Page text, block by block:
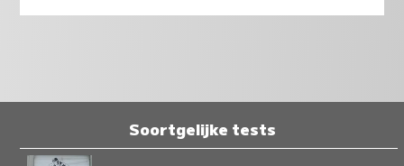
Soortgelijke tests